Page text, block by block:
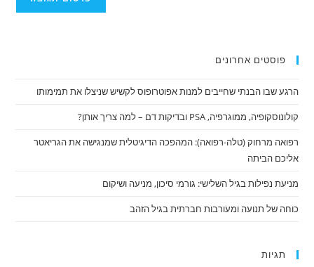
פוסטים אחרונים
הרגע שבו הבנתי שחייבים למנות אפוטרופוס לקשיש שניצלו את תמימותו
קולונוסקופיה, ממוגרפיה, PSA ובדיקות דם – למה צריך אותן?
רפואה מרחוק (טלה-רפואה): המהפכה הדיגיטלית שמנגישה את הגריאטר
אליכם הביתה
מניעת נפילות בגיל השלישי: גורמי סיכון, מניעה ושיקום
כוחה של תנועה ומעורבות חברתית בגיל הזהב
תגיות